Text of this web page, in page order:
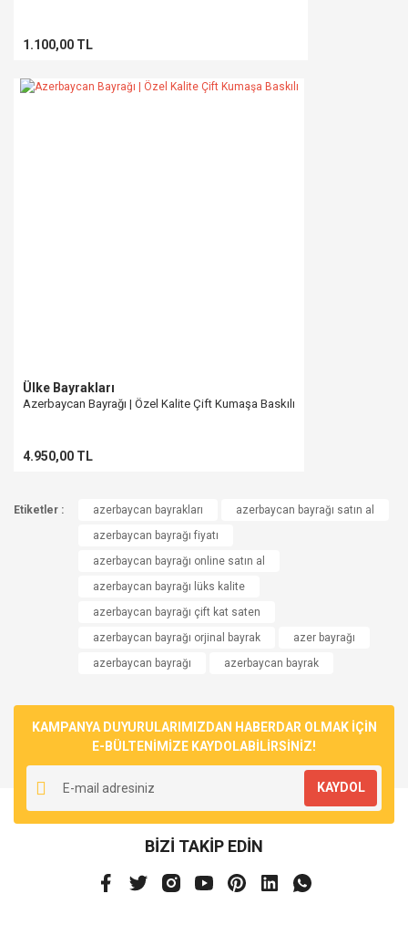
1.100,00 TL
Ülke Bayrakları
Azerbaycan Bayrağı | Özel Kalite Çift Kumaşa Baskılı
4.950,00 TL
Etiketler : azerbaycan bayrakları
azerbaycan bayrağı satın al
azerbaycan bayrağı fiyatı
azerbaycan bayrağı online satın al
azerbaycan bayrağı lüks kalite
azerbaycan bayrağı çift kat saten
azerbaycan bayrağı orjinal bayrak
azer bayrağı
azerbaycan bayrağı
azerbaycan bayrak
KAMPANYA DUYURULARIMIZDAN HABERDAR OLMAK İÇİN
E-BÜLTENİMİZE KAYDOLABİLİRSİNİZ!
KAYDOL
BİZİ TAKİP EDİN